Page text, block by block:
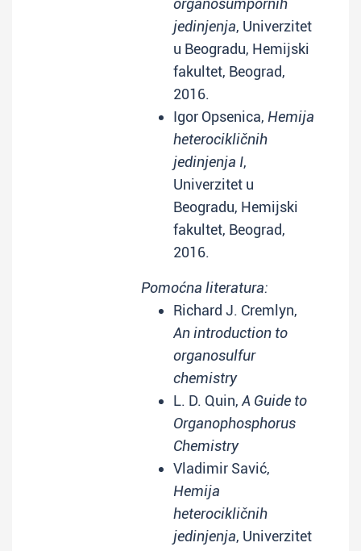
organosumpornih
jedinjenja, Univerzitet
u Beogradu, Hemijski
fakultet, Beograd,
2016.
Igor Opsenica, Hemija
heterocikličnih
jedinjenja I,
Univerzitet u
Beogradu, Hemijski
fakultet, Beograd,
2016.
Pomoćna literatura:
Richard J. Cremlyn,
An introduction to
organosulfur
chemistry
L. D. Quin, A Guide to
Organophosphorus
Chemistry
Vladimir Savić,
Hemija
heterocikličnih
jedinjenja, Univerzitet